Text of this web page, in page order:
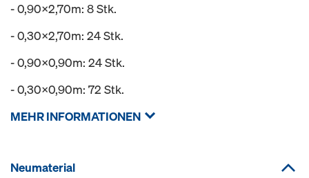
- 0,90x2,70m: 8 Stk.
- 0,30x2,70m: 24 Stk.
- 0,90x0,90m: 24 Stk.
- 0,30x0,90m: 72 Stk.
MEHR INFORMATIONEN
Neumaterial